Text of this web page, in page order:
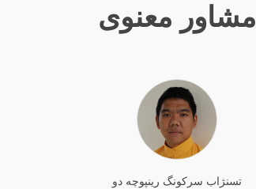
مشاور معنوی
تسنژاب سرکونگ رینپوچه دو